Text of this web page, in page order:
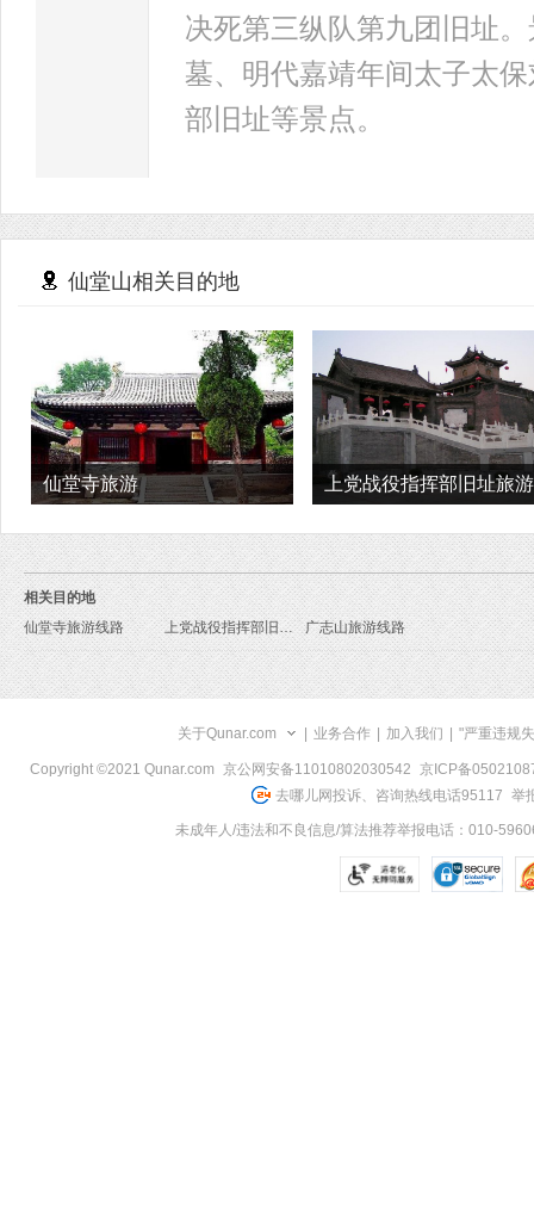
决死第三纵队第九团旧址
墓、明代嘉靖年间太子太
部旧址等景点。
仙堂山相关目的地
仙堂寺旅游 上党战役指挥部旧址旅游
相关目的地
仙堂寺旅游线路
上党战役指挥部旧址旅游线路 广志山旅游线路
关于Qunar.com 业务合作 加入我们 "严重违规
Copyright ©2021 Qunar.com 京公网安备11010802030542
京ICP备
去哪儿网投诉、咨询热线电话95117 举
未成年人/违法和不良信息/算法推荐举报电话：010-